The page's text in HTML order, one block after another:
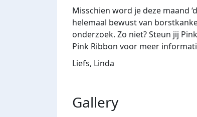
Misschien word je deze maand
helemaal bewust van
onderzoek. Zo niet?Steun jij
Pink Ribbon voor meer
Liefs, Linda
Gallery